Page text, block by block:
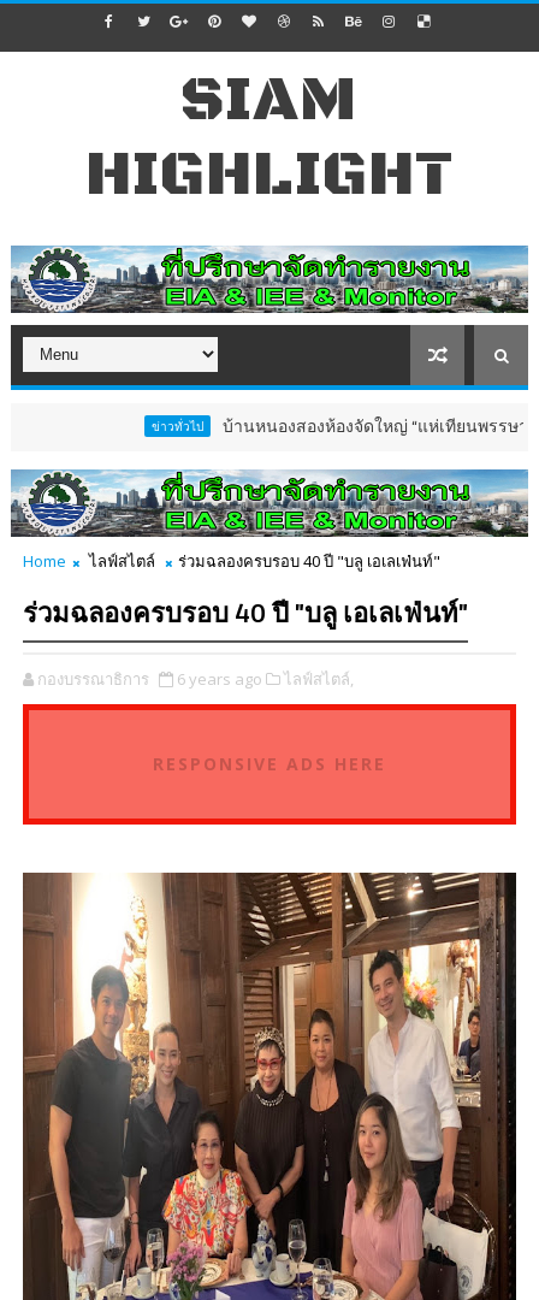
SIAM
HIGHLIGHT
บ้านหนองสองห้องจัดใหญ่ “แห่เทียนพรรษา–ผ้าป่าซาเ
Home ไลฟ์สไตล์ ร่วมฉลองครบรอบ 40 ปี "บลู เอเลเฟ่นท์"
ร่วมฉลองครบรอบ 40 ปี "บลู เอเลเฟ่นท์"
กองบรรณาธิการ 6 years ago ไลฟ์สไตล์,
RESPONSIVE ADS HERE